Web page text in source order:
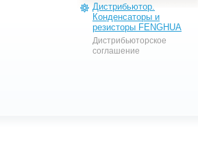
Дистрибьютор.
Конденсаторы и
резисторы FENGHUA
Дистрибьюторское
соглашение